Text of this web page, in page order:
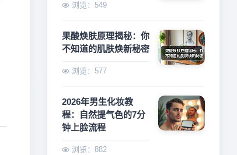
浏览：549
果酸焕肤原理揭秘：你
不知道的肌肤焕新秘密
浏览：577
2026年男生化妆教
程：自然提气色的7分
钟上脸流程
浏览：882